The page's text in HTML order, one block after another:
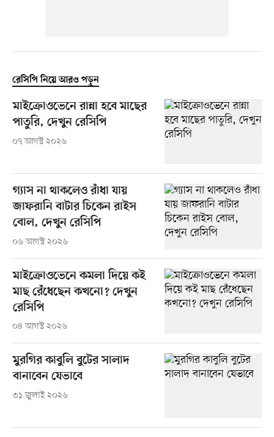
রেসিপি নিয়ে আরও পড়ুন
মাইক্রোওভেনে রান্না হবে মাছের
পাতুরি, দেখুন রেসিপি
০৭ আগস্ট ২০২৬
গ্যাস না থাকলেও রাঁধা যায়
জাফরানি বাটার চিকেন রাইস
বোল, দেখুন রেসিপি
০৬ আগস্ট ২০২৬
মাইক্রোওভেনে কমলা দিয়ে কই
মাছ রেঁধেছেন কখনো? দেখুন
রেসিপি
০৪ আগস্ট ২০২৬
মুরগির কাবুলি বুটের সালাদ
বানাবেন যেভাবে
৩১ জুলাই ২০২৬